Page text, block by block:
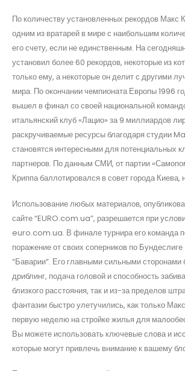
По количеству установленных рекордов Макс
одним из вратарей в мире с наибольшим
его счету, если не единственным. На
установил более 60 рекордов, некоторые из
только ему, а некоторые он делит с другими
мира. По окончании чемпионата Европы 1996
вышел в финал со своей национальной
итальянский клуб «Лацио» за 9 миллиардов
раскручиваемые ресурсы благодаря студии
становятся интересными для потенциальных
партнеров. По данным СМИ, от партии
Криппа баллотировался в совет города Киева,
Использование любых материалов,
сайте “EURO.com.ua”, разрешается при
euro.com.ua. В финале турнира его команда
поражение от своих соперников по
“Баварии”. Его главными сильными сторонами
дриблинг, подача головой и способность
близкого расстояния, так и из-за пределов
фантазии быстро улетучились, как только
первую неделю на стройке жилья для
Вы можете использовать ключевые слова и
которые могут привлечь внимание к вашему